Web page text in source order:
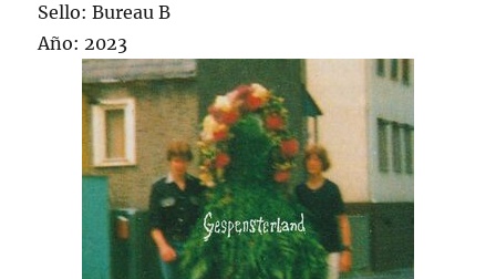
Sello: Bureau B
Año: 2023